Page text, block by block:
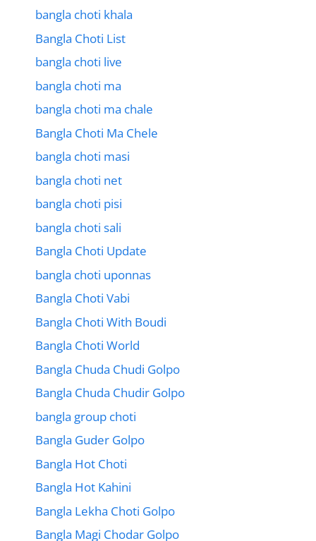
bangla choti khala
Bangla Choti List
bangla choti live
bangla choti ma
bangla choti ma chale
Bangla Choti Ma Chele
bangla choti masi
bangla choti net
bangla choti pisi
bangla choti sali
Bangla Choti Update
bangla choti uponnas
Bangla Choti Vabi
Bangla Choti With Boudi
Bangla Choti World
Bangla Chuda Chudi Golpo
Bangla Chuda Chudir Golpo
bangla group choti
Bangla Guder Golpo
Bangla Hot Choti
Bangla Hot Kahini
Bangla Lekha Choti Golpo
Bangla Magi Chodar Golpo